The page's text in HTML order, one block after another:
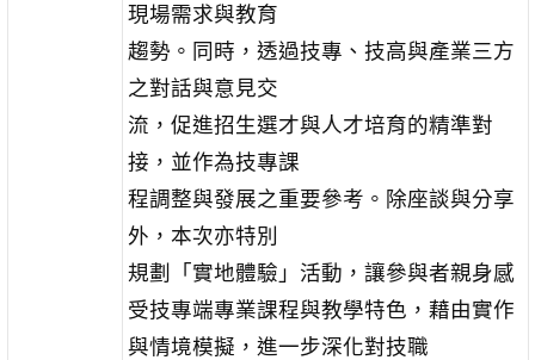
現場需求與教育
趨勢。同時，透過技專、技高與產業三方
之對話與意見交
流，促進招生選才與人才培育的精準對
接，並作為技專課
程調整與發展之重要參考。除座談與分享
外，本次亦特別
規劃「實地體驗」活動，讓參與者親身感
受技專端專業課程與教學特色，藉由實作
與情境模擬，進一步深化對技職